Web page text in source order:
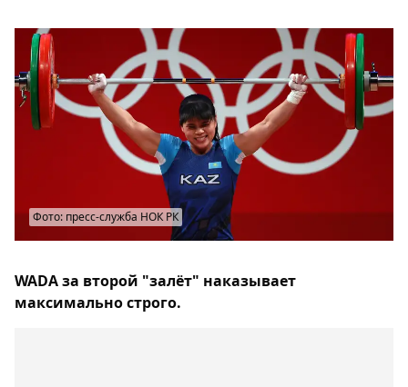
Фото: пресс-служба НОК РК
WADA за второй "залёт" наказывает
максимально строго.